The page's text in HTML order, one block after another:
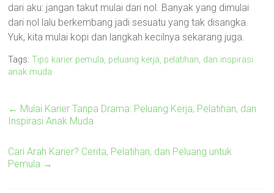
dari aku: jangan takut mulai dari nol. Banyak yang dimulai
dari nol lalu berkembang jadi sesuatu yang tak disangka.
Yuk, kita mulai kopi dan langkah kecilnya sekarang juga.
Tags:Tips karier pemula, peluang kerja, pelatihan, dan inspirasi
anak muda
← Mulai Karier Tanpa Drama: Peluang Kerja, Pelatihan, dan
Inspirasi Anak Muda
Cari Arah Karier? Cerita, Pelatihan, dan Peluang untuk
Pemula →